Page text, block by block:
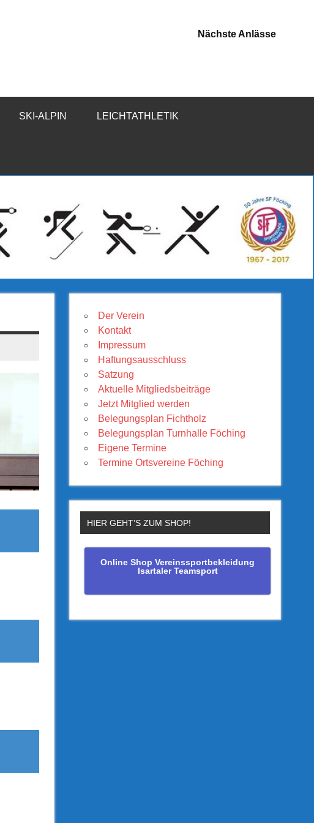
Nächste Anlässe
SKI-ALPIN LEICHTATHLETIK
Der Verein
Kontakt
Impressum
Haftungsausschluss
Satzung
Aktuelle Mitgliedsbeiträge
Jetzt Mitglied werden
Belegungsplan Fichtholz
Belegungsplan Turnhalle Föching
Eigene Termine
Termine Ortsvereine Föching
HIER GEHT’S ZUM SHOP!
Online Shop Vereinssportbekleidung
Isartaler Teamsport